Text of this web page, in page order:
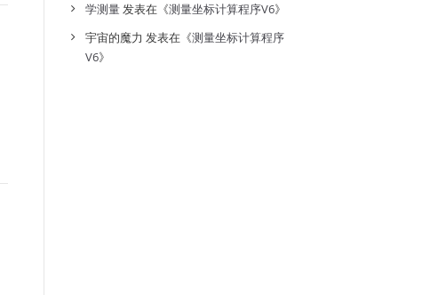
学测量发表在《测量坐标计算程序V6》
宇宙的魔力 发表在《测量坐标计算程序
V6》